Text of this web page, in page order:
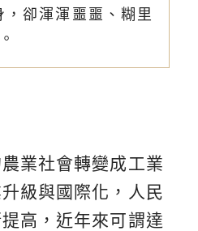
卻渾渾噩噩、糊里
業社會轉變成工業
級與國際化，人民
高，近年來可謂達